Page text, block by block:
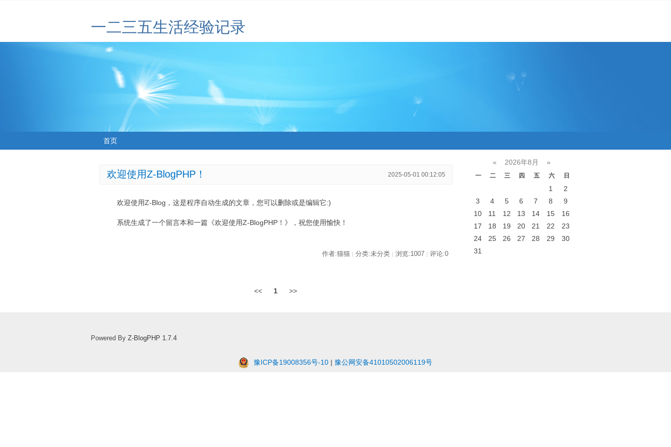
一二三五生活经验记录
首页
欢迎使用Z-BlogPHP！ 2025-05-01 00:12:05
欢迎使用Z-Blog，这是程序自动生成的文章，您可以删除或是编辑它:)
系统生成了一个留言本和一篇《欢迎使用Z-BlogPHP！》，祝您使用愉快！
作者:猫猫 | 分类:未分类 | 浏览:1007 | 评论:0
<< 1 >>
« 2026年8月 »
一 二 三 四 五 六 日
1
2
3
4 5 6 7 8
9
10
11 12 13 14 15
16
17
18 19 20 21 22
23
24
25 26 27 28 29
30
31
Powered By Z-BlogPHP 1.7.4
豫ICP备19008356号-10 | 豫公网安备41010502006119号